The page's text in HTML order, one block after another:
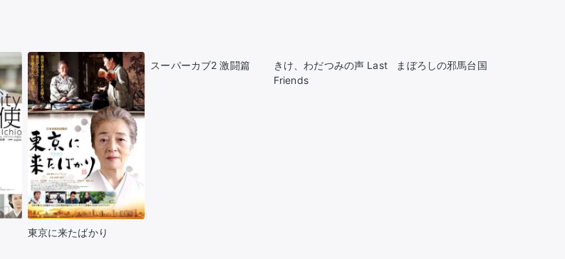
東京に来たばかり
スーパーカブ2 激闘篇
きけ、わだつみの声 Last
Friends
まぼろしの邪馬台国